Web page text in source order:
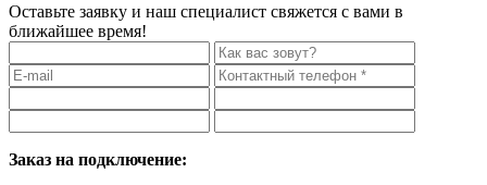
Оставьте заявку и наш специалист свяжется с вами в
ближайшее время!
Заказ на подключение: